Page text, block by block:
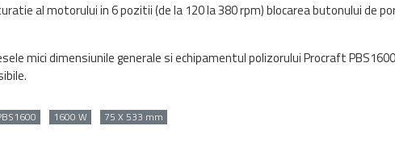
al motorului in 6 pozitii (de la 120 la 380 rpm) blocarea butonului de
mici dimensiunile generale si echipamentul polizorului Procraft
1600 W 75 X 533 mm